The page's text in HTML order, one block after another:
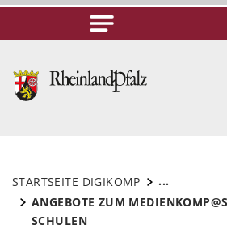
STARTSEITE DIGIKOMP
...
ANGEBOTE ZUM
SCHULEN